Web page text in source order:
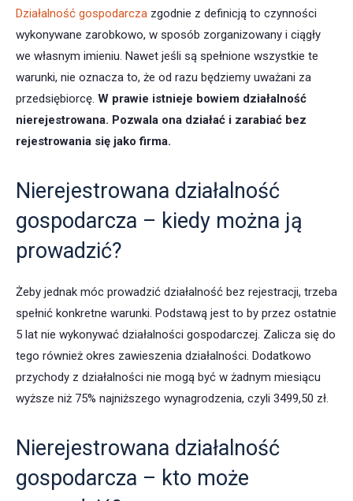
Działalność gospodarcza zgodnie z definicją to czynności
wykonywane zarobkowo, w sposób zorganizowany i ciągły
we własnym imieniu. Nawet jeśli są spełnione wszystkie te
warunki, nie oznacza to, że od razu będziemy uważani za
przedsiębiorcę. W prawie istnieje bowiem działalność
nierejestrowana. Pozwala ona działać i zarabiać bez
rejestrowania się jako firma.
Nierejestrowana działalność
gospodarcza – kiedy można ją
prowadzić?
Żeby jednak móc prowadzić działalność bez rejestracji, trzeba
spełnić konkretne warunki. Podstawą jest to by przez ostatnie
5 lat nie wykonywać działalności gospodarczej. Zalicza się do
tego również okres zawieszenia działalności. Dodatkowo
przychody z działalności nie mogą być w żadnym miesiącu
wyższe niż 75% najniższego wynagrodzenia, czyli 3499,50 zł.
Nierejestrowana działalność
gospodarcza – kto może